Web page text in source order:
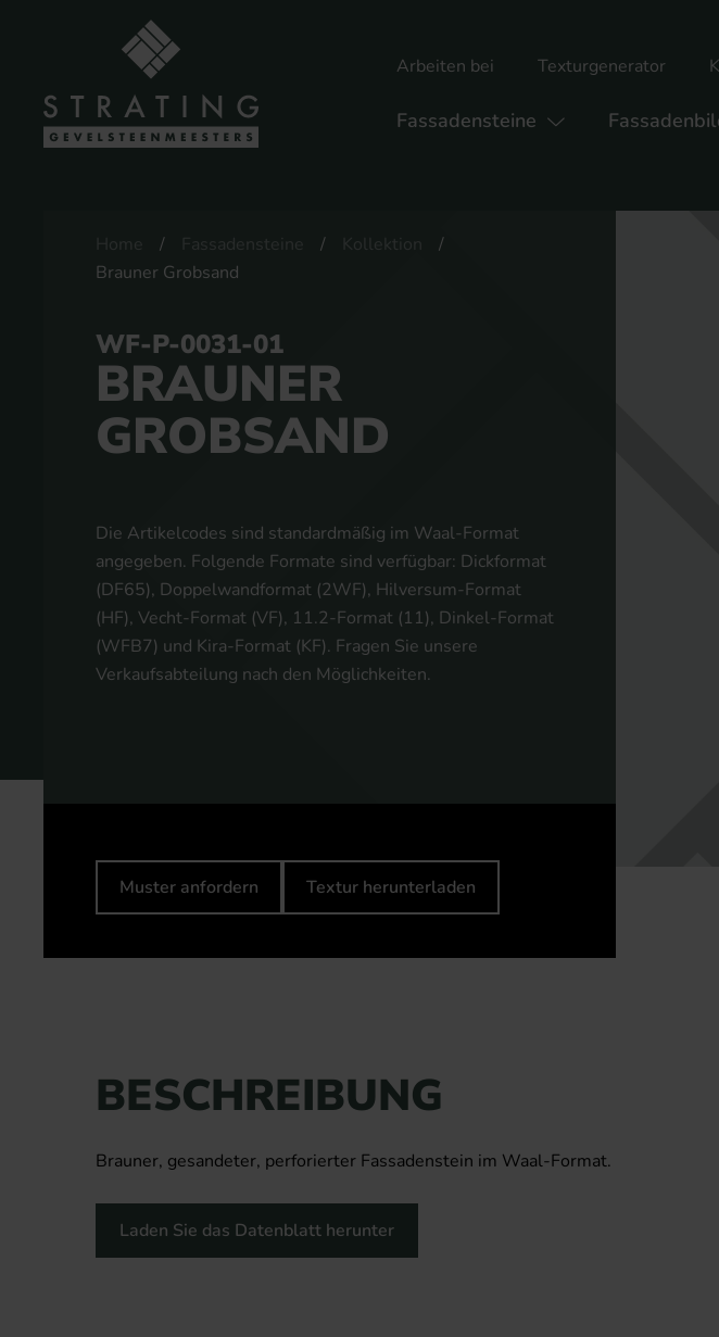
Arbeiten bei Texturgenerator
Fassadensteine
Brauner Grobsand
WF-P-0031-01
BRAUNER
GROBSAND
Die Artikelcodes sind standardmäßig im Waal-Format
angegeben. Folgende Formate sind verfügbar: Dickformat
(DF65), Doppelwandformat (2WF), Hilversum-Format
(HF), Vecht-Format (VF), 11.2-Format (11), Dinkel-Format
(WFB7) und Kira-Format (KF). Fragen Sie unsere
Verkaufsabteilung nach den Möglichkeiten.
Muster anfordern Textur herunterladen
BESCHREIBUNG
Brauner, gesandeter, perforierter Fassadenstein im Waal-Format.
Laden Sie das Datenblatt herunter